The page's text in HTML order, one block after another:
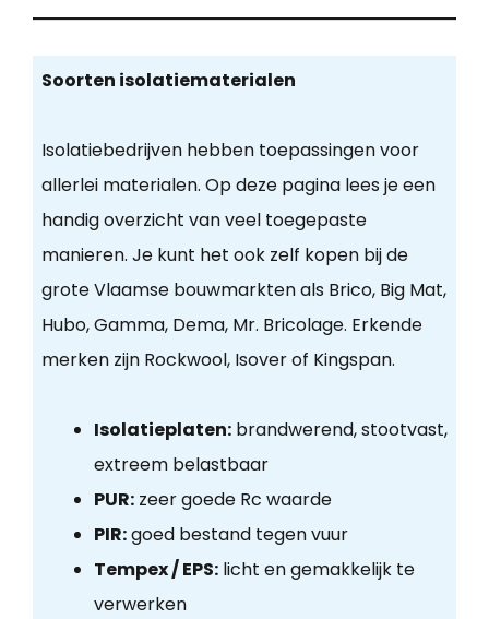
Soorten isolatiematerialen
Isolatiebedrijven hebben toepassingen voor
allerlei materialen. Op deze pagina lees je een
handig overzicht van veel toegepaste
manieren. Je kunt het ook zelf kopen bij de
grote Vlaamse bouwmarkten als Brico, Big Mat,
Hubo, Gamma, Dema, Mr. Bricolage. Erkende
merken zijn Rockwool, Isover of Kingspan.
Isolatieplaten:brandwerend, stootvast,
extreem belastbaar
PUR:zeer goede Rc waarde
PIR:goed bestand tegen vuur
Tempex / EPS:licht en gemakkelijk te
verwerken